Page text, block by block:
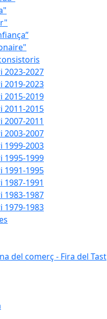
2023-2027
2019-2023
2015-2019
2011-2015
2007-2011
2003-2007
1999-2003
1995-1999
1991-1995
1987-1991
1983-1987
1979-1983
del comerç - Fira del Tast